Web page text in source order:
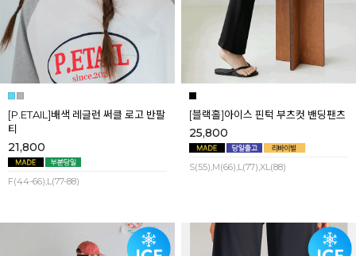
[P.ETAIL]배색 레글런 써클 로고 반팔
티
21,800
F(44-66),L(77-88)
[블랙홀]아이스 핀턱 부츠컷 밴딩팬츠
25,800
S(55),M(66),L(77),XL(88)